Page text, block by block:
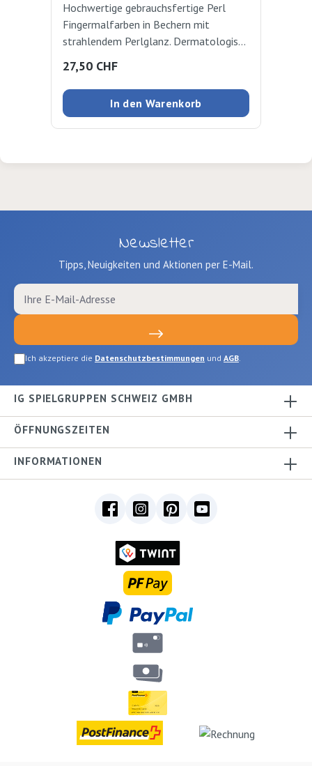
Hochwertige gebrauchsfertige Perl
Fingermalfarben in Bechern mit
strahlendem Perlglanz. Dermatologisch
auf unterschiedlichen Materialien wie
Papier, Pappe, Holz, Glas leicht
aufgetragen werden. 6 Becher in den
Farben: Gold, Orange, Rosa Violett,
Regulärer Preis:
27,50 CHF
In den Warenkorb
Newsletter
Tipps, Neuigkeiten und Aktionen per E-Mail.
Ich akzeptiere die Datenschutzbestimmungen und AGB.
IG SPIELGRUPPEN SCHWEIZ GMBH
ÖFFNUNGSZEITEN
INFORMATIONEN